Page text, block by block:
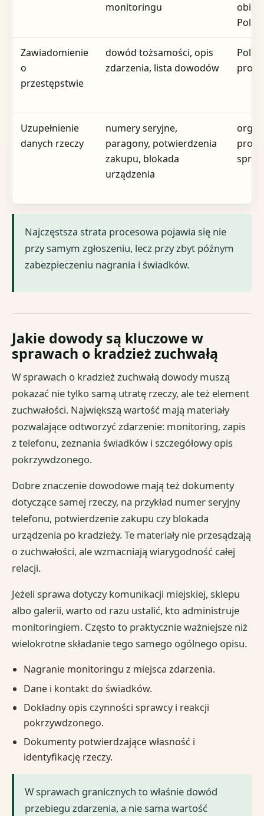
monitoringu
Zawiadomienie
o
przestępstwie
dowód tożsamości, opis
zdarzenia, lista dowodów
Uzupełnienie
danych rzeczy
numery seryjne,
paragony, potwierdzenia
zakupu, blokada
urządzenia
organ
Najczęstsza strata procesowa pojawia się nie
przy samym zgłoszeniu, lecz przy zbyt późnym
zabezpieczeniu nagrania i świadków.
Jakie dowody są kluczowe w
sprawach o kradzież zuchwałą
W sprawach o kradzież zuchwałą dowody muszą
pokazać nie tylko samą utratę rzeczy, ale też element
zuchwałości. Największą wartość mają materiały
pozwalające odtworzyć zdarzenie: monitoring, zapis
z telefonu, zeznania świadków i szczegółowy opis
pokrzywdzonego.
Dobre znaczenie dowodowe mają też dokumenty
dotyczące samej rzeczy, na przykład numer seryjny
telefonu, potwierdzenie zakupu czy blokada
urządzenia po kradzieży. Te materiały nie przesądzają
o zuchwałości, ale wzmacniają wiarygodność całej
relacji.
Jeżeli sprawa dotyczy komunikacji miejskiej, sklepu
albo galerii, warto od razu ustalić, kto administruje
monitoringiem. Często to praktycznie ważniejsze niż
wielokrotne składanie tego samego ogólnego opisu.
Nagranie monitoringu z miejsca zdarzenia.
Dane i kontakt do świadków.
Dokładny opis czynności sprawcy i reakcji
pokrzywdzonego.
Dokumenty potwierdzające własność i
identyfikację rzeczy.
W sprawach granicznych to właśnie dowód
przebiegu zdarzenia, a nie sama wartość